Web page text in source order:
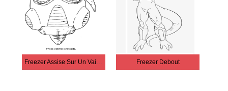
Freezer Assise Sur Un Vaisseau Spatial Freezer Debout